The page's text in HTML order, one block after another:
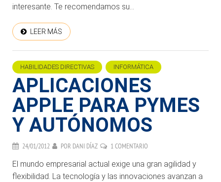
interesante. Te recomendamos su...
LEER MÁS
HABILIDADES DIRECTIVAS INFORMÁTICA
APLICACIONES
APPLE PARA PYMES
Y AUTÓNOMOS
24/01/2012 POR DANI DÍAZ 1 COMENTARIO
El mundo empresarial actual exige una gran agilidad y
flexibilidad. La tecnología y las innovaciones avanzan a